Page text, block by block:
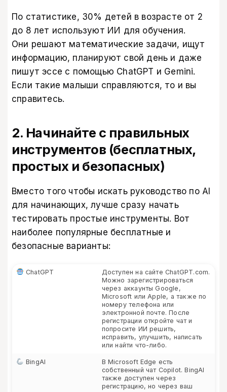
По статистике, 30% детей в возрасте от 2
до 8 лет используют ИИ для обучения.
Они решают математические задачи, ищут
информацию, планируют свой день и даже
пишут эссе с помощью ChatGPT и Gemini.
Если такие малыши справляются, то и вы
справитесь.
2. Начинайте с правильных
инструментов (бесплатных,
простых и безопасных)
Вместо того чтобы искать руководство по AI
для начинающих, лучше сразу начать
тестировать простые инструменты. Вот
наиболее популярные бесплатные и
безопасные варианты:
ChatGPT
Доступен на сайте ChatGPT.com.
Можно зарегистрироваться
через аккаунты Google,
Microsoft или Apple, а также по
номеру телефона или
электронной почте. После
регистрации откройте чат и
попросите ИИ решить,
исправить, улучшить, написать
или найти что-либо.
BingAI
В Microsoft Edge есть
собственный чат Copilot. BingAI
также доступен через
регистрацию, но через ваш